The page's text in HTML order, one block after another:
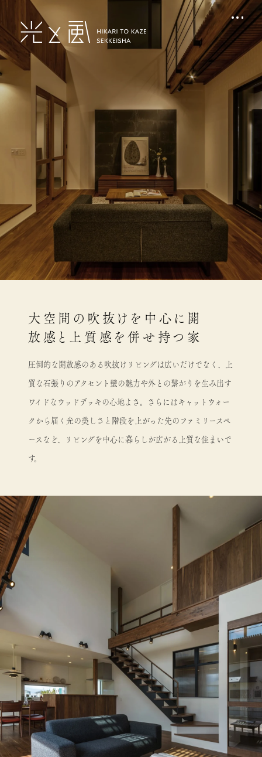
大空間の吹抜けを中心に開
放感と上質感を併せ持つ家
圧倒的な開放感のある吹抜けリビングは広いだけでなく、上
質な石張りのアクセント壁の魅力や外との繋がりを生み出す
ワイドなウッドデッキの心地よさ。さらにはキャットウォー
クから届く光の美しさと階段を上がった先のファミリースペ
ースなど、リビングを中心に暮らしが広がる上質な住まいで
す。